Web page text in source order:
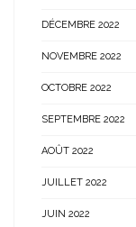
DÉCEMBRE 2022
NOVEMBRE 2022
OCTOBRE 2022
SEPTEMBRE 2022
AOÛT 2022
JUILLET 2022
JUIN 2022